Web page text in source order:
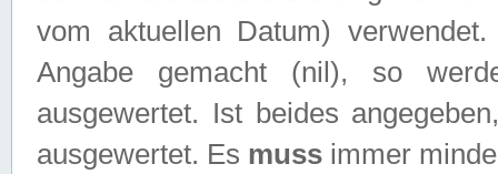
vom aktuellen Datum)
Angabe gemacht (nil), so
ausgewertet. Ist beides
ausgewertet. Es muss immer